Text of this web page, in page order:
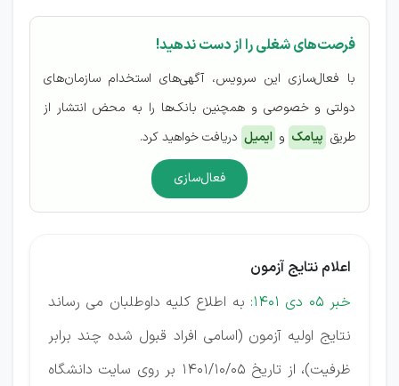
فرصت‌های شغلی را از دست ندهید!
با فعال‌سازی این سرویس، آگهی‌های استخدام سازمان‌های
دولتی و خصوصی و همچنین بانک‌ها را به محض انتشار از
طریق پیامک و ایمیل دریافت خواهید کرد.
فعال‌سازی
اعلام نتایج آزمون
خبر 05 دی 1401:
به اطلاع کلیه داوطلبان می رساند
نتایج اولیه آزمون (اسامی افراد قبول شده چند برابر
ظرفیت)، از تاریخ 1401/10/05 بر روی سایت دانشگاه